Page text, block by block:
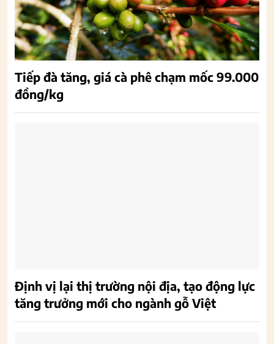
Tiếp đà tăng, giá cà phê chạm mốc 99.000
đồng/kg
Định vị lại thị trường nội địa, tạo động lực
tăng trưởng mới cho ngành gỗ Việt